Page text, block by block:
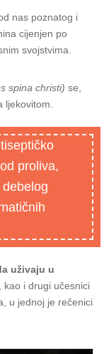
nas poznatog i
cijenjen po
svojstvima.
spina christi) se,
proliva,
uživaju u
kao i drugi učesnici
u jednoj je rečenici